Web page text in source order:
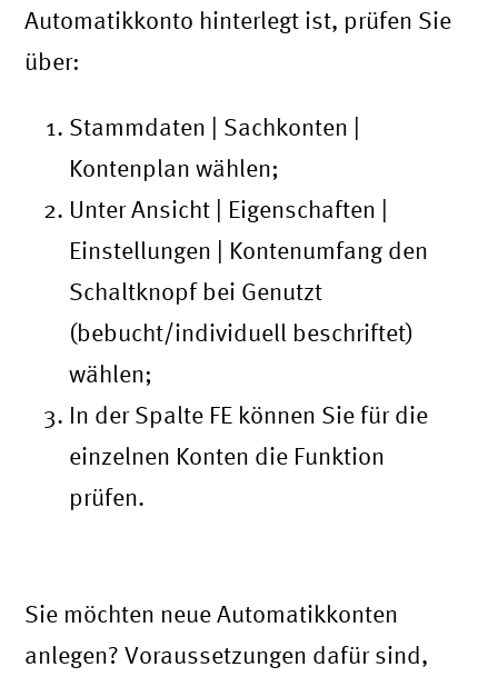
Automatikkonto hinterlegt ist, prüfen Sie
über:
Stammdaten | Sachkonten |
Kontenplan wählen;
Unter Ansicht | Eigenschaften |
Einstellungen | Kontenumfang den
Schaltknopf bei Genutzt
(bebucht/individuell beschriftet)
wählen;
In der Spalte FE können Sie für die
einzelnen Konten die Funktion
prüfen.
Sie möchten neue Automatikkonten
anlegen? Voraussetzungen dafür sind,